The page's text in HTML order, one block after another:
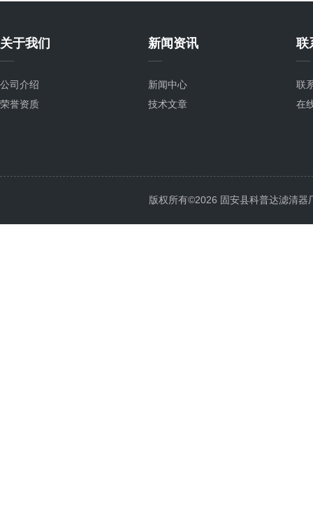
关于我们
公司介绍
荣誉资质
新闻资讯
新闻中心
技术文章
联
联
在
版权所有©2026 固安县科普达滤清